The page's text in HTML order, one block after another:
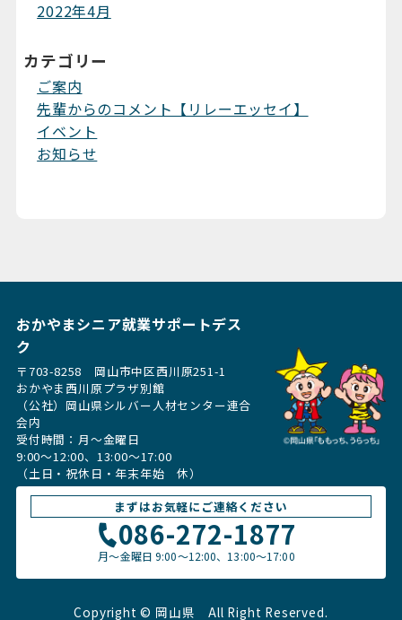
2022年4月
カテゴリー
ご案内
先輩からのコメント【リレーエッセイ】
イベント
お知らせ
おかやまシニア就業サポートデス
ク
〒703-8258 岡山市中区西川原251-1
おかやま西川原プラザ別館
（公社）岡山県シルバー人材センター連合
会内
受付時間：月〜金曜日
9:00～12:00、13:00〜17:00
（土日・祝休日・年末年始 休）
まずはお気軽にご連絡ください
086-272-1877
月〜金曜日9:00～12:00、13:00〜17:00
Copyright © 岡山県All Right Reserved.